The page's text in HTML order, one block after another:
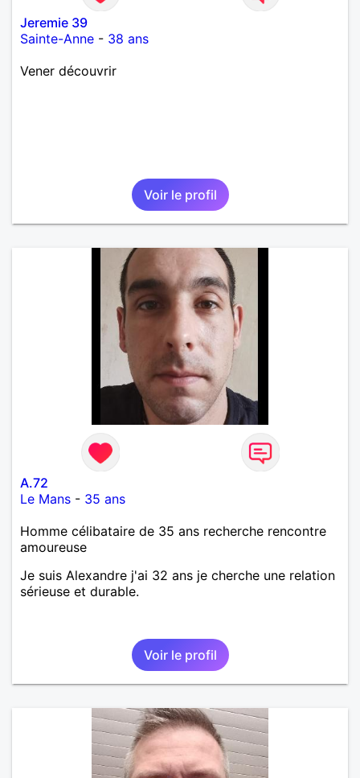
Jeremie 39
Sainte-Anne - 38 ans
Vener découvrir
Voir le profil
A.72
Le Mans - 35 ans
Homme célibataire de 35 ans recherche rencontre
amoureuse
Je suis Alexandre j'ai 32 ans je cherche une relation
sérieuse et durable.
Voir le profil